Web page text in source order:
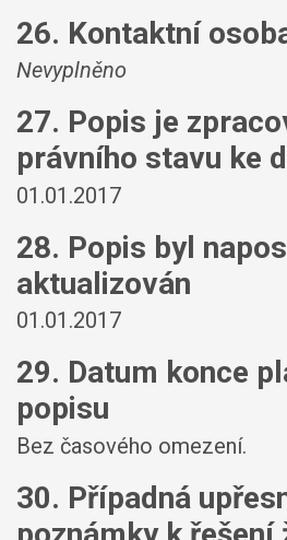
26. Kontaktní
Nevyplněno
27. Popis je
právního stavu ke
01.01.2017
28. Popis byl
aktualizován
01.01.2017
29. Datum konce
popisu
Bez časového omezení.
30. Případná